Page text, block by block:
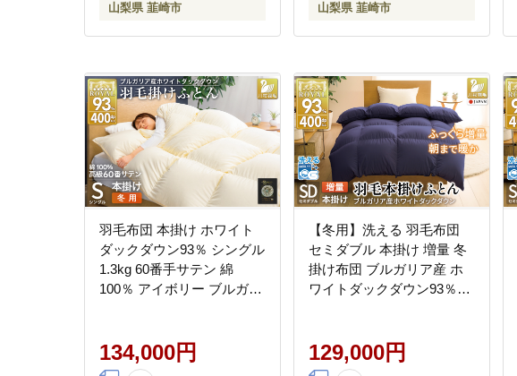
山梨県 韮崎市 山梨県 韮崎市
羽毛布団 本掛け ホワイト
ダックダウン93％ シングル
1.3kg 60番手サテン 綿
100％ アイボリー ブルガリ
ルゴールド 400dp 収納袋付
日本製 国産 増量 [川村羽毛
134,000円
【冬用】洗える 羽毛布団
セミダブル 本掛け 増量 冬
掛け布団 ブルガリア産 ホ
ワイトダックダウン93％
け布団 5つ星 ロイヤルゴー
ルドラベル ダウンケット
129,000円